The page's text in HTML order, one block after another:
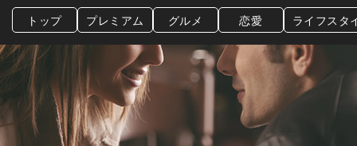
トップ プレミアム グルメ 恋愛 ライフスタ